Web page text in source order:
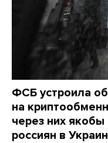
ФСБ устроила
на
через них
россиян в